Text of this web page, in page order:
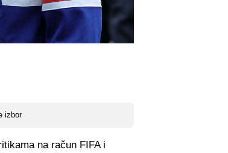
izbor
na račun FIFA i